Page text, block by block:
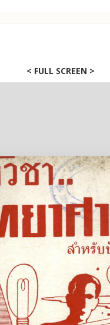
< FULL SCREEN >